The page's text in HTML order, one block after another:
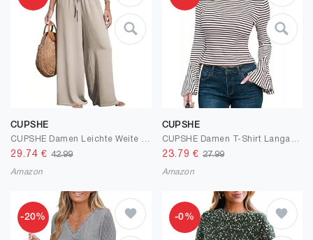
CUPSHE
29.74 €42.99
Amazon
CUPSHE
23.79 € 27.99
Amazon
-20% -0%